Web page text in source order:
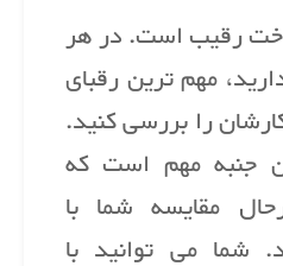
رقیب است. در هر
مهم ترین رقبای
را بررسی کنید.
جنبه مهم است که
مقایسه شما با
شما می توانید با